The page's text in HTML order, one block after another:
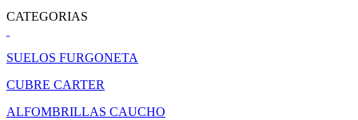
CATEGORIAS
SUELOS FURGONETA
CUBRE CARTER
ALFOMBRILLAS CAUCHO